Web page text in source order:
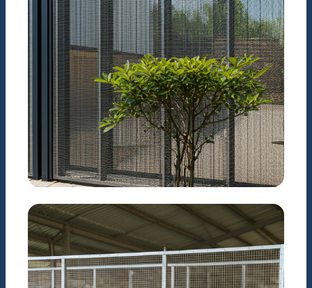
KIẾN TRÚC
Hàng rào & Trang trí nội
thất